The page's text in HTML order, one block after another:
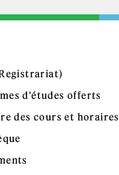
d'études offerts
des cours et horaires